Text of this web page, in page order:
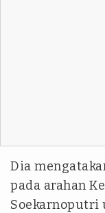
Dia
pada arahan